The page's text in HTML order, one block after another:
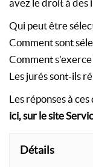
avez le droit à des
Qui peut être
Comment sont
Comment
Les jurés sont-ils
Les réponses à
ici, sur le site
Détails